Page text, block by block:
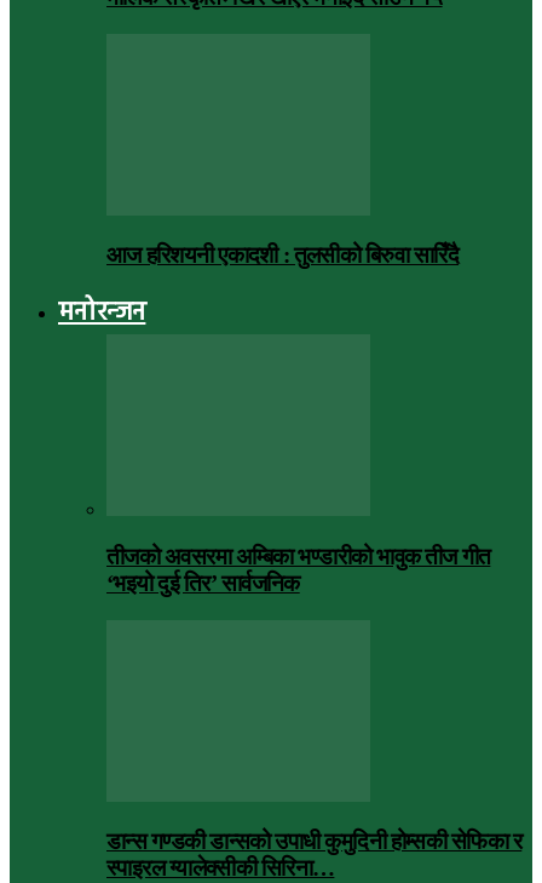
आज हरिशयनी एकादशी : तुलसीको बिरुवा सारिँदै
मनोरन्जन
तीजको अवसरमा अम्बिका भण्डारीको भावुक तीज गीत
‘भइयो दुई तिर’ सार्वजनिक
डान्स गण्डकी डान्सको उपाधी कुमुदिनी होम्सकी सेफिका र
स्पाइरल ग्यालेक्सीकी सिरिना…